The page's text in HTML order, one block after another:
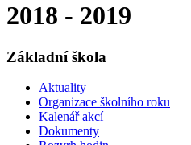
2018 - 2019
Základní škola
Aktuality
Organizace školního roku
Kalenář akcí
Dokumenty